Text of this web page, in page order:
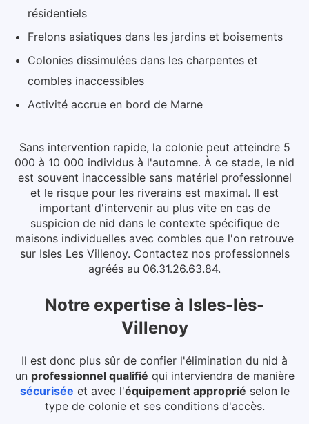
résidentiels
Frelons asiatiques dans les jardins et boisements
Colonies dissimulées dans les charpentes et
combles inaccessibles
Activité accrue en bord de Marne
Sans intervention rapide, la colonie peut atteindre 5
000 à 10 000 individus à l'automne. À ce stade, le nid
est souvent inaccessible sans matériel professionnel
et le risque pour les riverains est maximal. Il est
important d'intervenir au plus vite en cas de
suspicion de nid dans le contexte spécifique de
maisons individuelles avec combles que l'on retrouve
sur Isles Les Villenoy. Contactez nos professionnels
agréés au 06.31.26.63.84.
Notre expertise à Isles-lès-
Villenoy
Il est donc plus sûr de confier l'élimination du nid à
un professionnel qualifié qui interviendra de manière
sécurisée et avec l'équipement approprié selon le
type de colonie et ses conditions d'accès.